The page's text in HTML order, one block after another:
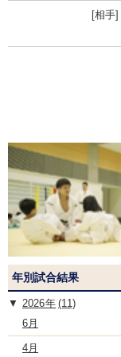
年別試合結果
2026
(11)
6月
4月